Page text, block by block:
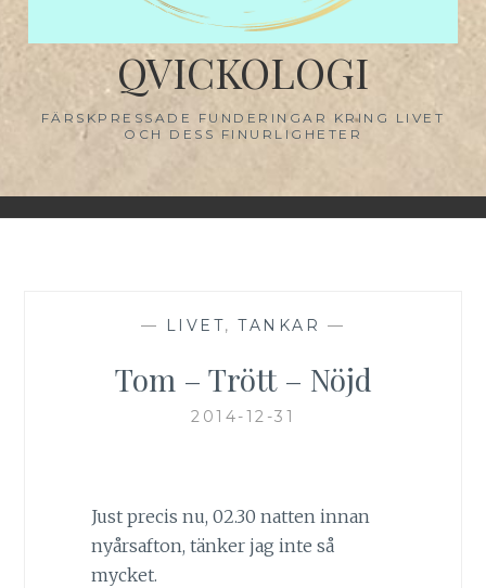
QVICKOLOGI
FÄRSKPRESSADE FUNDERINGAR KRING LIVET
OCH DESS FINURLIGHETER
— LIVET,TANKAR —
Tom – Trött – Nöjd
2014-12-31
Just precis nu, 02.30 natten innan
nyårsafton, tänker jag inte så
mycket.